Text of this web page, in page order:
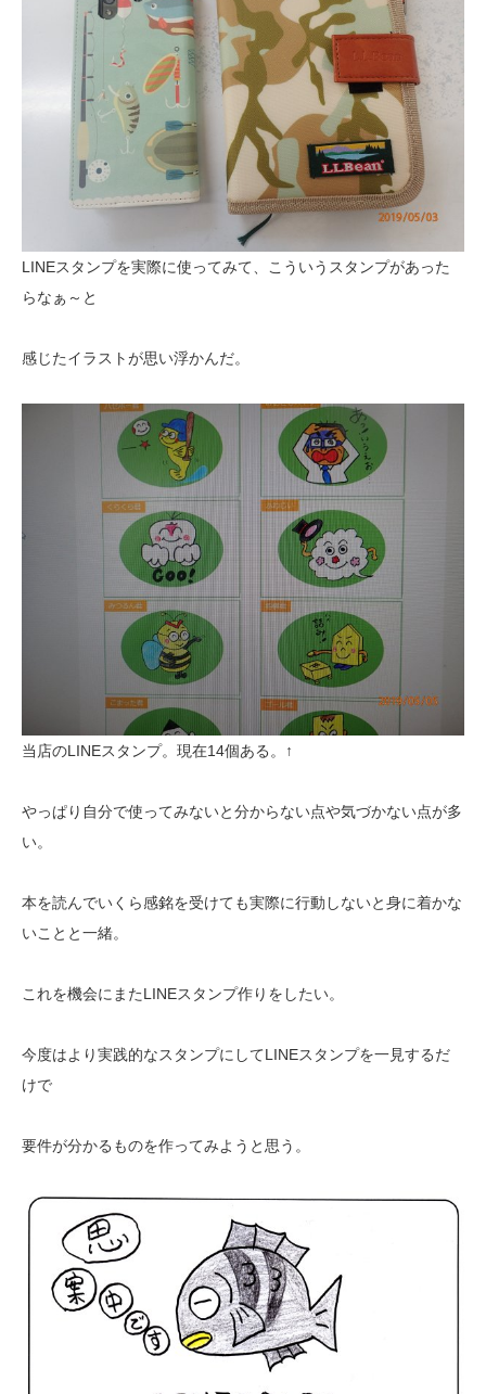
LINEスタンプを実際に使ってみて、こういうスタンプがあった
らなぁ～と
感じたイラストが思い浮かんだ。
当店のLINEスタンプ。現在14個ある。↑
やっぱり自分で使ってみないと分からない点や気づかない点が多
い。
本を読んでいくら感銘を受けても実際に行動しないと身に着かな
いことと一緒。
これを機会にまたLINEスタンプ作りをしたい。
今度はより実践的なスタンプにしてLINEスタンプを一見するだ
けで
要件が分かるものを作ってみようと思う。